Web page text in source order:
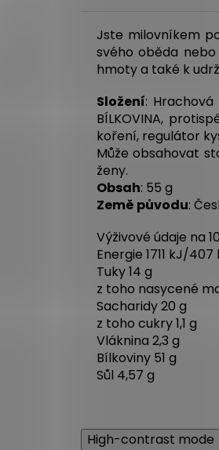
Jste milovníkem
svého oběda
hmoty a také k
Složení: Hrachová
BÍLKOVINA,
koření, regulátor
Může obsahovat
ženy.
Obsah: 55 g
Země původu:
Výživové údaje na
Energie 1711 kJ/407
Tuky 14 g
z toho nasycené
Sacharidy 20 g
z toho cukry 1,1 g
Vláknina 2,3 g
Bílkoviny 51 g
Sůl 4,57 g
High-contrast mode